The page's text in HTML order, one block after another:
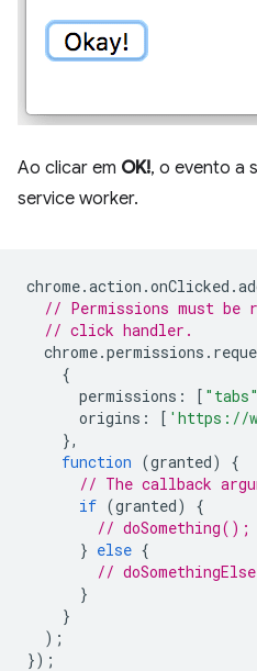
Ao clicar em OK!, o evento a
service worker.
chrome.action .onClicked .
// Permissions must
// click handler.
chrome.permissions .
{
permissions : [ "tabs"
origins : [ 'https://
},
function (granted)
{
// The callback
if (granted)
{
// doSomething();
} else {
//
}
}
);
});